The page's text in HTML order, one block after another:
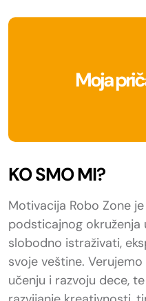
Moja
KO SMO MI?
Motivacija Robo Zone
podsticajnog okruženja
slobodno istraživati,
svoje veštine.
učenju i razvoju dece,